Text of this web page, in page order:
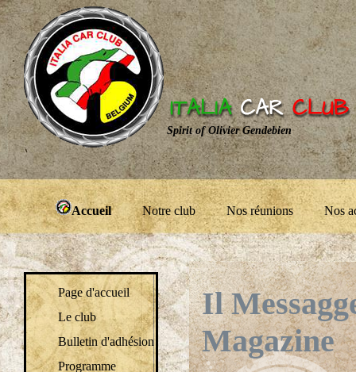
Spirit of Olivier Gendebien
Accueil Notre club Nos réunions Nos
Page d'accueil
Le club
Bulletin d'adhésion
Programme
Il
Magazine